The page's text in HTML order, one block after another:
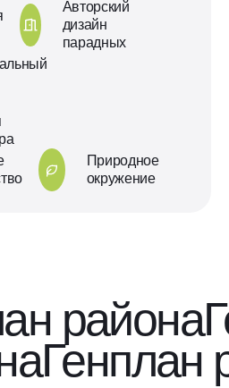
Авторский
дизайн
парадных
Природное
окружение
района
Генплан